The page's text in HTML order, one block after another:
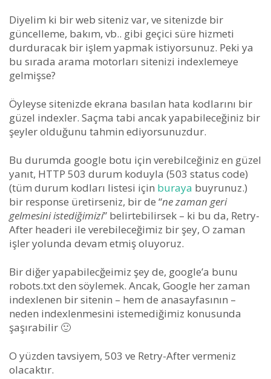
Diyelim ki bir web siteniz var, ve sitenizde bir
güncelleme, bakım, vb.. gibi geçici süre hizmeti
durduracak bir işlem yapmak istiyorsunuz. Peki ya
bu sırada arama motorları sitenizi indexlemeye
gelmişse?
Öyleyse sitenizde ekrana basılan hata kodlarını bir
güzel indexler. Saçma tabi ancak yapabileceğiniz bir
şeyler olduğunu tahmin ediyorsunuzdur.
Bu durumda google botu için verebilceğiniz en güzel
yanıt, HTTP 503 durum koduyla (503 status code)
(tüm durum kodları listesi için buraya buyrunuz.)
bir response üretirseniz, bir de “ne zaman geri
gelmesini istediğimizi” belirtebilirsek – ki bu da, Retry-
After headeri ile verebileceğimiz bir şey, O zaman
işler yolunda devam etmiş oluyoruz.
Bir diğer yapabilecğeimiz şey de, google’a bunu
robots.txt den söylemek. Ancak, Google her zaman
indexlenen bir sitenin – hem de anasayfasının –
neden indexlenmesini istemediğimiz konusunda
şaşırabilir 🙂
O yüzden tavsiyem, 503 ve Retry-After vermeniz
olacaktır.